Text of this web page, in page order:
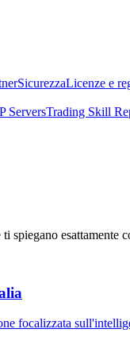
SicurezzaLicenze e
ServersTrading Skill
spiegano
focalizzata